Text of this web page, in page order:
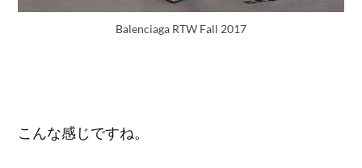
Balenciaga RTW Fall 2017
こんな感じですね。